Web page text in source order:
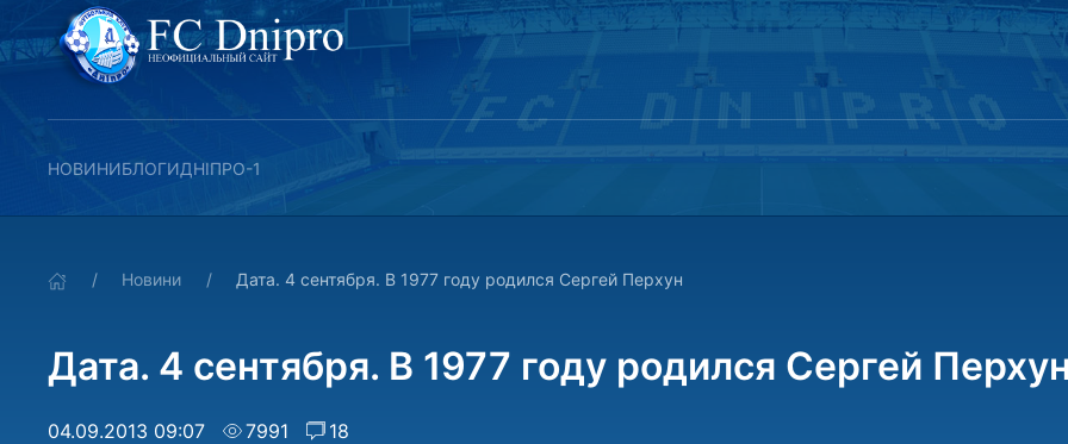
НОВИНИБЛОГИДНІПРО-1
Новини Дата. 4 сентября. В 1977 году родился Сергей Перхун
Дата. 4 сентября. В 1977 году родился Сергей
04.09.2013 09:07 7991 18